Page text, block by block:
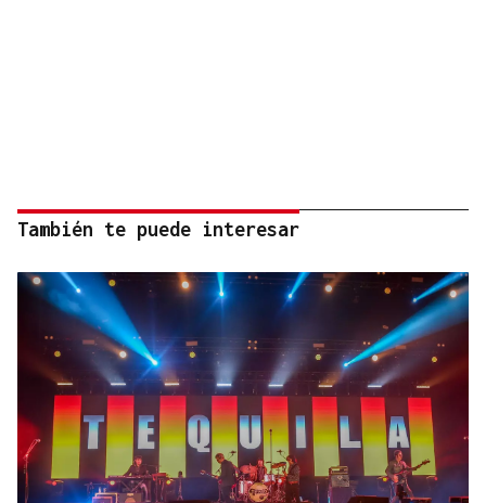
También te puede interesar